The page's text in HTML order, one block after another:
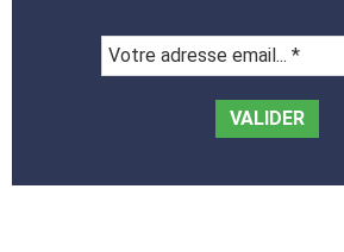
adresse